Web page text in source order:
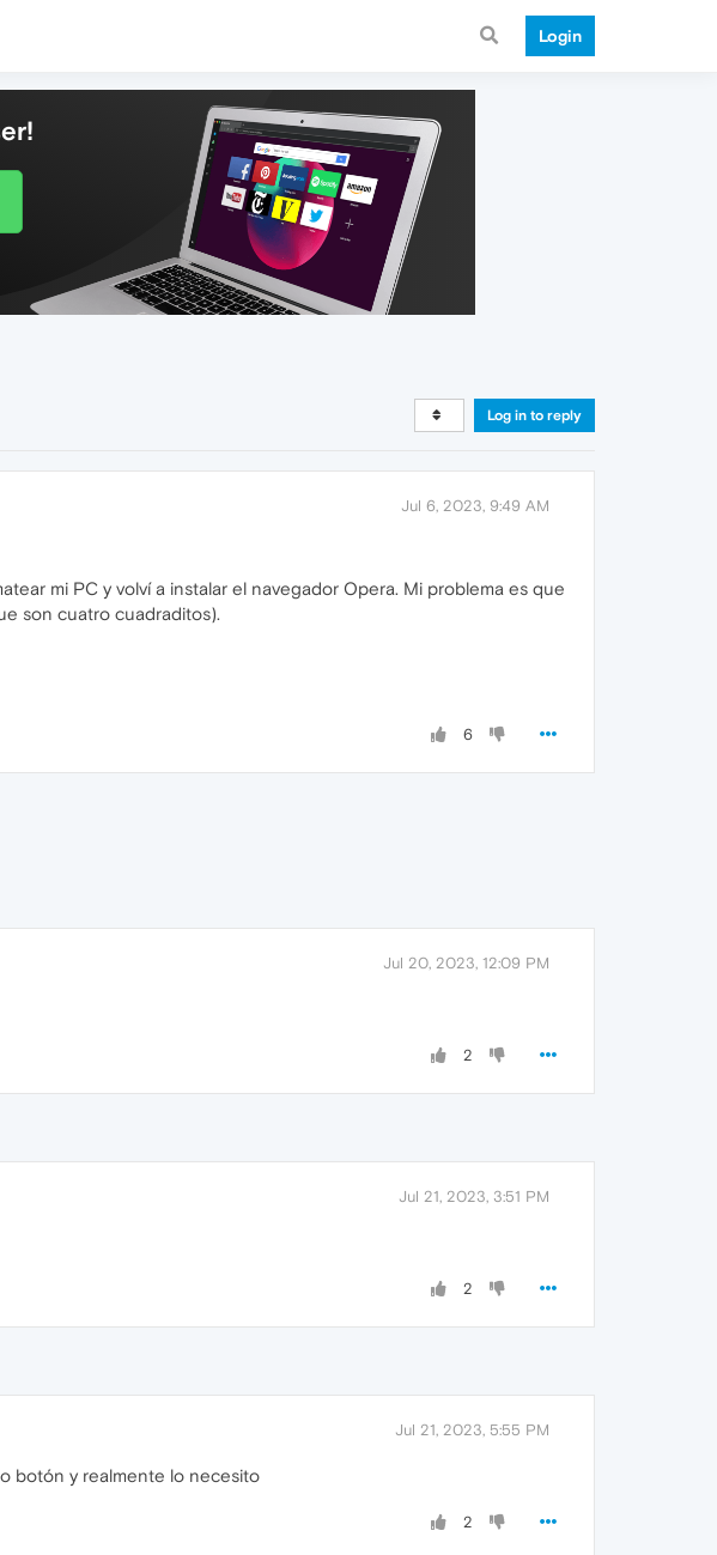
Login
Log in to reply
Jul 6, 2023, 9:49 AM
mi PC y volví a instalar el navegador Opera. Mi problema es que
son cuatro cuadraditos).
6
Jul 20, 2023, 12:09 PM
2
Jul 21, 2023, 3:51 PM
2
Jul 21, 2023, 5:55 PM
botón y realmente lo necesito
2